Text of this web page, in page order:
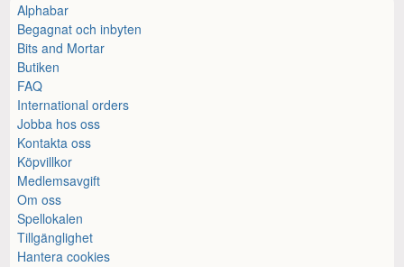
Alphabar
Begagnat och inbyten
Bits and Mortar
Butiken
FAQ
International orders
Jobba hos oss
Kontakta oss
Köpvillkor
Medlemsavgift
Om oss
Spellokalen
Tillgänglighet
Hantera cookies